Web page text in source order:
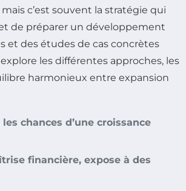
c’est souvent la stratégie qui
de préparer un développement
et des études de cas concrètes
les différentes approches, les
harmonieux entre expansion
chances d’une croissance
financière, expose à des